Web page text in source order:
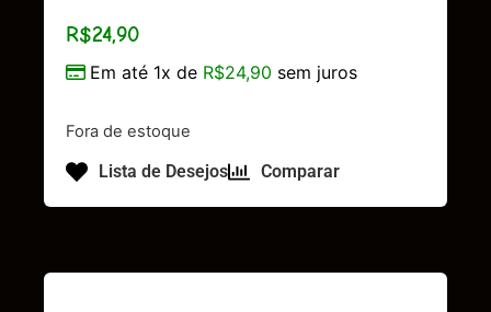
R$24,90
Em até 1x de R$24,90 sem juros
Fora de estoque
Lista de Desejos Comparar